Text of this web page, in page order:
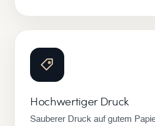
Hochwertiger Druck
Sauberer Druck auf gutem